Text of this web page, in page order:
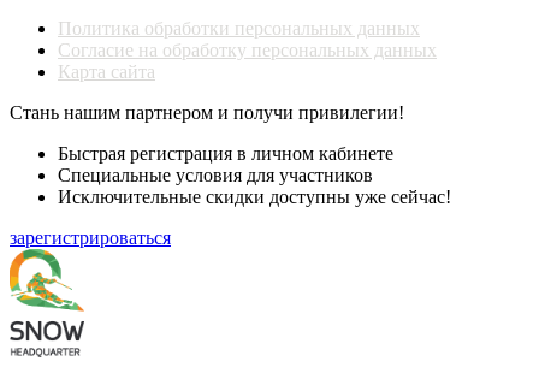
Политика обработки персональных данных
Согласие на обработку персональных данных
Карта сайта
Стань нашим партнером и получи привилегии!
Быстрая регистрация в личном кабинете
Специальные условия для участников
Исключительные скидки доступны уже сейчас!
зарегистрироваться